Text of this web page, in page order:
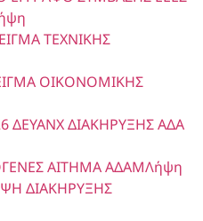
ΤΕΧΝΙΚΗΣ
ΟΙΚΟΝΟΜΙΚΗΣ
ΔΕΥΑΝΧ ΔΙΑΚΗΡΥΞΗΣ ΑΔΑ
ΑΙΤΗΜΑ ΑΔΑΜΛήψη
ΔΙΑΚΗΡΥΞΗΣ